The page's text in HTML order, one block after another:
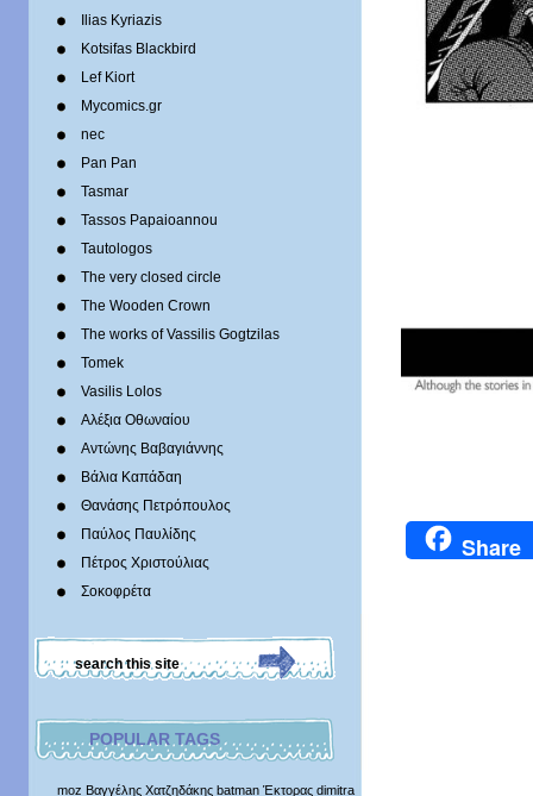
Ilias Kyriazis
Kotsifas Blackbird
Lef Kiort
Mycomics.gr
nec
Pan Pan
Tasmar
Tassos Papaioannou
Tautologos
The very closed circle
The Wooden Crown
The works of Vassilis Gogtzilas
Tomek
Vasilis Lolos
Αλέξια Οθωναίου
Αντώνης Βαβαγιάννης
Βάλια Καπάδαη
Θανάσης Πετρόπουλος
Παύλος Παυλίδης
Πέτρος Χριστούλιας
Σοκοφρέτα
POPULAR TAGS
moz Βαγγέλης Χατζηδάκης batman Έκτορας dimitra
Share